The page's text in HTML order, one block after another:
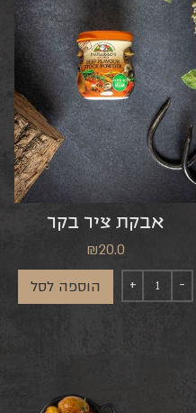
אבקת ציר בקר
₪20.0
הוספה לסל